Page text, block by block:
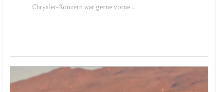
Chrysler-Konzern war gerne vorne ...